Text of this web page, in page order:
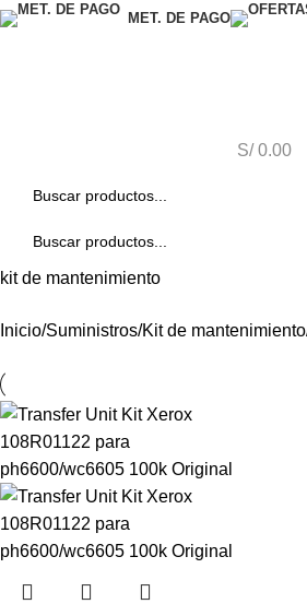
MET. DE PAGO
S/0.00
kit de mantenimiento
Inicio Suministros Kit de mantenimiento